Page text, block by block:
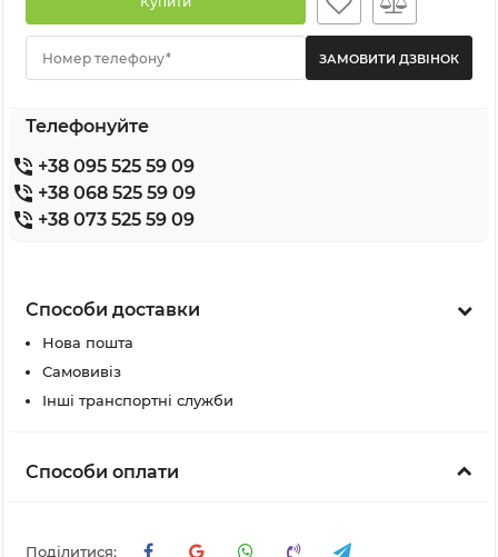
Номер телефону*
Телефонуйте
+38 095 525 59 09
+38 068 525 59 09
+38 073 525 59 09
Способи доставки
Нова пошта
Самовивіз
Інші транспортні служби
Способи оплати
Поділитися: